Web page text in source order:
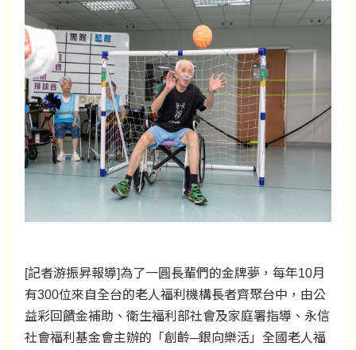
[記者游振昇報導]為了一圓長輩們的金牌夢，每年10月
有300位來自全台的老人福利機構長者齊聚台中，由公
益彩回饋金補助、衛生福利部社會及家庭署指導、永信
社會福利基金會主辦的「創齡─銀向樂活」全國老人福